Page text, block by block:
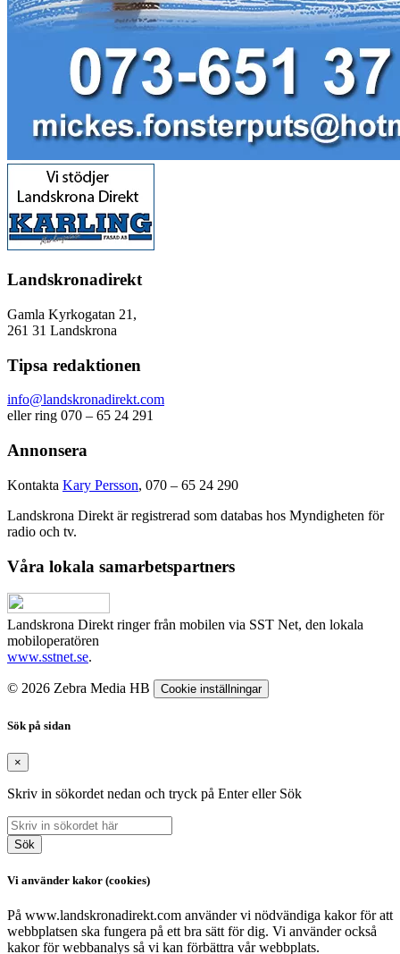
Landskronadirekt
Gamla Kyrkogatan 21,
261 31 Landskrona
Tipsa redaktionen
info@landskronadirekt.com
eller ring 070 – 65 24 291
Annonsera
Kontakta Kary Persson, 070 – 65 24 290
Landskrona Direkt är registrerad som databas hos Myndigheten för
radio och tv.
Våra lokala samarbetspartners
Landskrona Direkt ringer från mobilen via SST Net, den lokala
mobiloperatören
www.sstnet.se.
© 2026 Zebra Media HB Cookie inställningar
Sök på sidan
×
Skriv in sökordet nedan och tryck på Enter eller Sök
Sök
Vi använder kakor (cookies)
På www.landskronadirekt.com använder vi nödvändiga kakor för att
webbplatsen ska fungera på ett bra sätt för dig. Vi använder också
kakor för webbanalys så vi kan förbättra vår webbplats.